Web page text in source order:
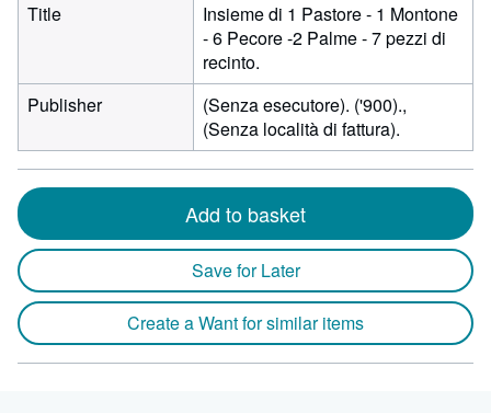
Title
Insieme di 1 Pastore - 1 Montone
- 6 Pecore -2 Palme - 7 pezzi di
recinto.
Publisher
(Senza esecutore). ('900).,
(Senza località di fattura).
Add to basket
Save for Later
Create a Want for similar items